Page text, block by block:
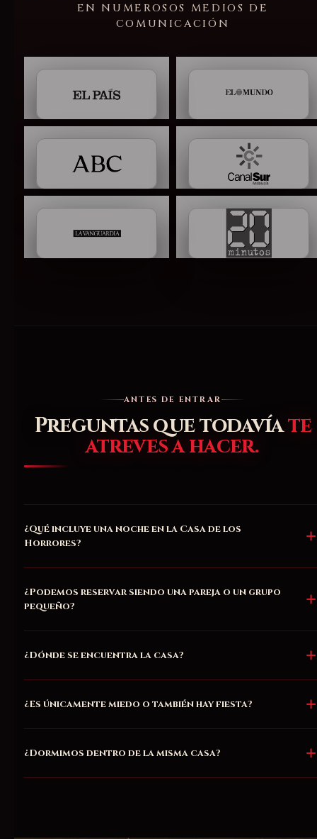
EN NUMEROSOS MEDIOS DE
COMUNICACIÓN
ANTES DE ENTRAR
Preguntas que todavíate
atreves a hacer.
¿Qué incluye una noche en la Casa de los
Horrores?
¿Podemos reservar siendo una pareja o un grupo
pequeño?
¿Dónde se encuentra la casa?
¿Es únicamente miedo o también hay fiesta?
¿Dormimos dentro de la misma casa?